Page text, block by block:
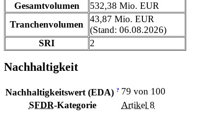
Gesamtvolumen
532,38 Mio. EUR
Tranchenvolumen
43,87 Mio. EUR
(Stand: 06.08.2026)
SRI
2
Nachhaltigkeit
Nachhaltigkeitswert (EDA) ? 79 von 100
SFDR-Kategorie Artikel 8